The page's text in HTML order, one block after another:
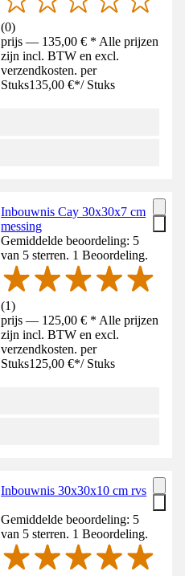
(0)
prijs — 135,00 € * Alle prijzen
zijn incl. BTW en excl.
verzendkosten. per
Stuks135,00 €*/ Stuks
Inbouwnis Cay 30x30x7 cm
messing
Gemiddelde beoordeling: 5
van 5 sterren. 1 Beoordeling.
(1)
prijs — 125,00 € * Alle prijzen
zijn incl. BTW en excl.
verzendkosten. per
Stuks125,00 €*/ Stuks
Inbouwnis 30x30x10 cm rvs
Gemiddelde beoordeling: 5
van 5 sterren. 1 Beoordeling.